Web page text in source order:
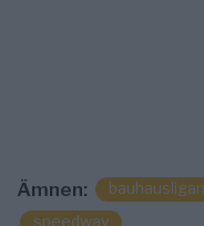
Ämnen: bauhausligan
speedway